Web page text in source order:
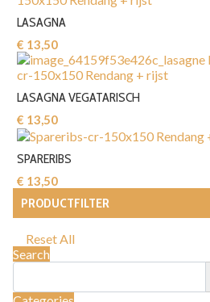
LASAGNA
€ 13,50‎
LASAGNA VEGATARISCH
€ 13,50‎
SPARERIBS
€ 13,50‎
PRODUCTFILTER
Reset All
Search